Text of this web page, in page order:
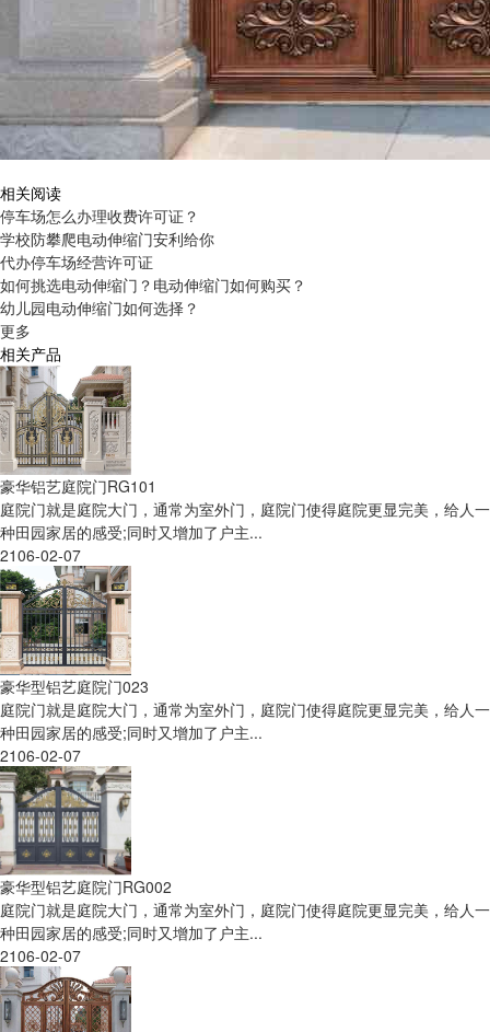
相关阅读
停车场怎么办理收费许可证？
学校防攀爬电动伸缩门安利给你
代办停车场经营许可证
如何挑选电动伸缩门？电动伸缩门如何购买？
幼儿园电动伸缩门如何选择？
更多
相关产品
豪华铝艺庭院门RG101
庭院门就是庭院大门，通常为室外门，庭院门使得庭院更显完美，给人一
种田园家居的感受;同时又增加了户主...
2106-02-07
豪华型铝艺庭院门023
庭院门就是庭院大门，通常为室外门，庭院门使得庭院更显完美，给人一
种田园家居的感受;同时又增加了户主...
2106-02-07
豪华型铝艺庭院门RG002
庭院门就是庭院大门，通常为室外门，庭院门使得庭院更显完美，给人一
种田园家居的感受;同时又增加了户主...
2106-02-07